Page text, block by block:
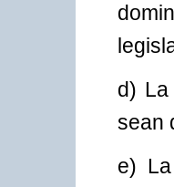
d)
sean
e)